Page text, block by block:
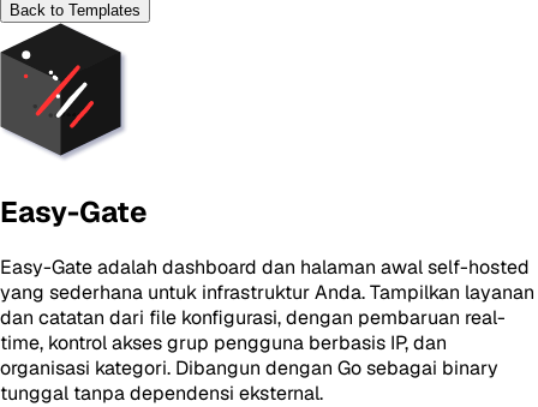
Back to Templates
Easy-Gate
Easy-Gate adalah dashboard dan halaman awal self-hosted
yang sederhana untuk infrastruktur Anda. Tampilkan layanan
dan catatan dari file konfigurasi, dengan pembaruan real-
time, kontrol akses grup pengguna berbasis IP, dan
organisasi kategori. Dibangun dengan Go sebagai binary
tunggal tanpa dependensi eksternal.